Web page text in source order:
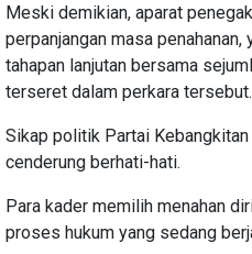
Meski demikian, aparat
perpanjangan masa
tahapan lanjutan bersama
terseret dalam perkara tersebut.
Sikap politik Partai Kebangkitan
cenderung berhati-hati.
Para kader memilih menahan
proses hukum yang sedang